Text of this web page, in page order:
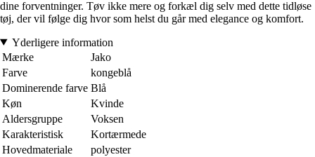
dine forventninger. Tøv ikke mere og forkæl dig selv med dette tidløse
tøj, der vil følge dig hvor som helst du går med elegance og komfort.
Yderligere information
Mærke
Jako
Farve
kongeblå
Dominerende farve Blå
Køn
Kvinde
Aldersgruppe
Voksen
Karakteristisk
Kortærmede
Hovedmateriale
polyester